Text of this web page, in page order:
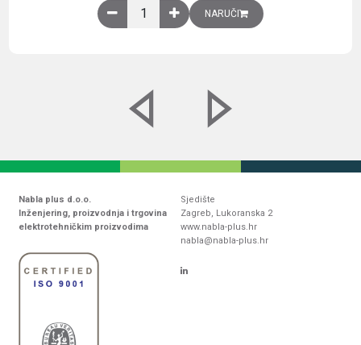
Obična montažna ploča V1000xŠ800mm,
NARUČI
Nabla plus d.o.o.
Inženjering, proizvodnja i trgovina
elektrotehničkim proizvodima
Sjedište
Zagreb, Lukoranska 2
www.nabla-plus.hr
nabla@nabla-plus.hr